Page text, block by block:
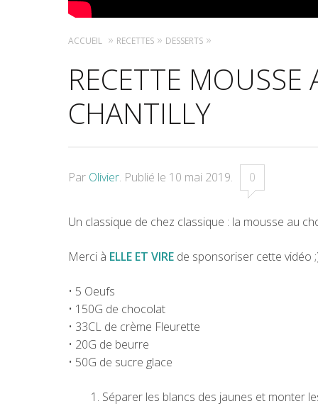
ACCUEIL RECETTES DESSERTS
RECETTE
CHANTILLY
Par Olivier. Publié le 10 mai 2019. 0
Un classique de chez classique : la mousse au
Merci à ELLE ET VIRE de sponsoriser cette vidéo
• 5 Oeufs
• 150G de chocolat
• 33CL de crème Fleurette
• 20G de beurre
• 50G de sucre glace
Séparer les blancs des jaunes et monter